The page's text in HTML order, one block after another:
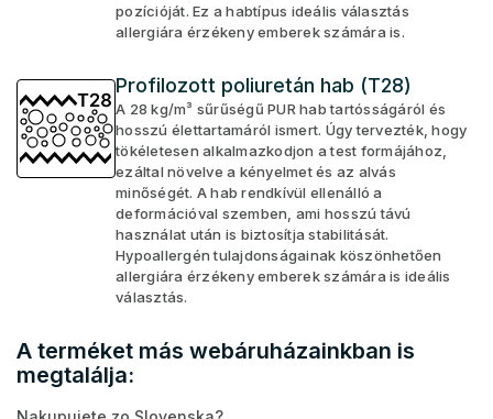
pozícióját. Ez a habtípus ideális választás
allergiára érzékeny emberek számára is.
Profilozott poliuretán hab (T28)
A 28 kg/m³ sűrűségű PUR hab tartósságáról és
hosszú élettartamáról ismert. Úgy tervezték, hogy
tökéletesen alkalmazkodjon a test formájához,
ezáltal növelve a kényelmet és az alvás
minőségét. A hab rendkívül ellenálló a
deformációval szemben, ami hosszú távú
használat után is biztosítja stabilitását.
Hypoallergén tulajdonságainak köszönhetően
allergiára érzékeny emberek számára is ideális
választás.
A terméket más webáruházainkban is
megtalálja: